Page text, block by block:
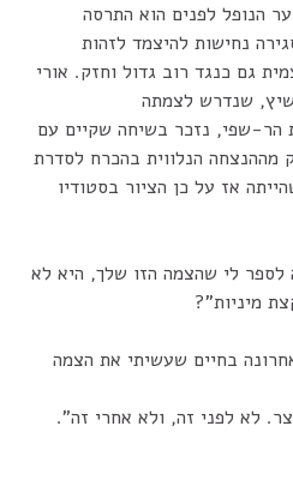
הנופל לפנים הוא התרסה
נחישות להיצמד לזהות
גם כנגד רוב גדול וחזק. אורי
שנדרש לצמתה
הר-שפי, נזכר בשיחה שקיים עם
מההנצחה הנלווית בהכרח לסדרת
אז על כן הציור בסטודיו
לי שהצמה הזו שלך, היא לא
מיניות"?
בחיים שעשיתי את הצמה